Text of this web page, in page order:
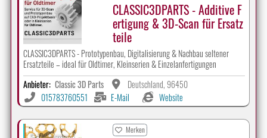
CLASSIC3DPARTS - Additive F
ertigung & 3D-Scan für Ersatz
teile
CLASSIC3DPARTS - Prototypenbau, Digitalisierung & Nachbau seltener
Ersatzteile – ideal für Oldtimer, Kleinserien & Einzelanfertigungen
Anbieter: Classic 3D Parts
Deutschland, 96450
015783760551
E-Mail Website
Merken